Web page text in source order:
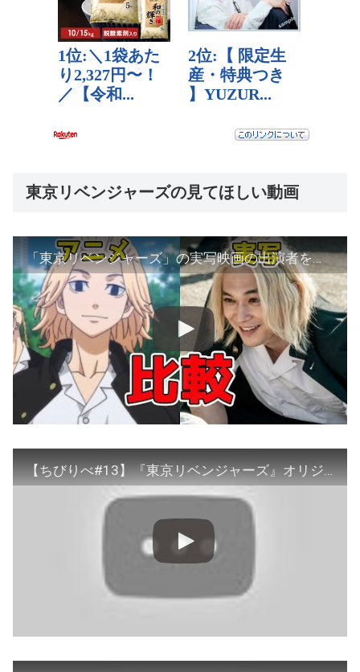
東京リベンジャーズの見てほしい動画
「東京リベンジャーズ」の実写映画の出演者をアニメ再現度と比較してみました【ネタバレ注意】
【ちびりべ#13】『東京リベンジャーズ』オリジナルミニアニメ「ちびりべ」#13